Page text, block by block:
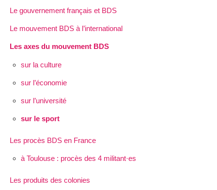
Le gouvernement français et BDS
Le mouvement BDS à l’international
Les axes du mouvement BDS
sur la culture
sur l’économie
sur l’université
sur le sport
Les procès BDS en France
à Toulouse : procès des 4 militant·es
Les produits des colonies